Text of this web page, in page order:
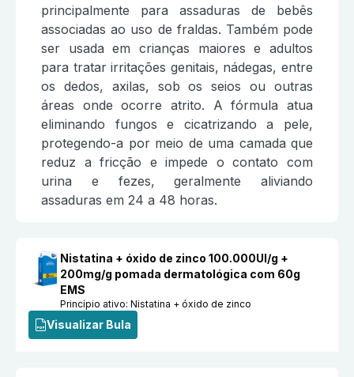
principalmente para assaduras de bebês
associadas ao uso de fraldas. Também pode
ser usada em crianças maiores e adultos
para tratar irritações genitais, nádegas, entre
os dedos, axilas, sob os seios ou outras
áreas onde ocorre atrito. A fórmula atua
eliminando fungos e cicatrizando a pele,
protegendo-a por meio de uma camada que
reduz a fricção e impede o contato com
urina e fezes, geralmente aliviando
assaduras em 24 a 48 horas.
Nistatina + óxido de zinco 100.000UI/g +
200mg/g pomada dermatológica com 60g
EMS
Princípio ativo:Nistatina + óxido de zinco
Visualizar Bula